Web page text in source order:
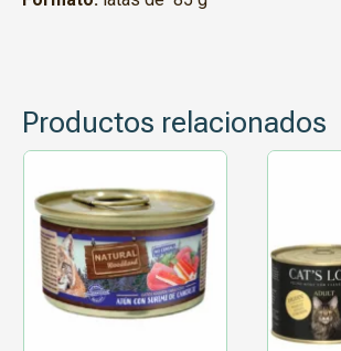
Productos relacionados
Este
variantes.
Las
opciones
se
pueden